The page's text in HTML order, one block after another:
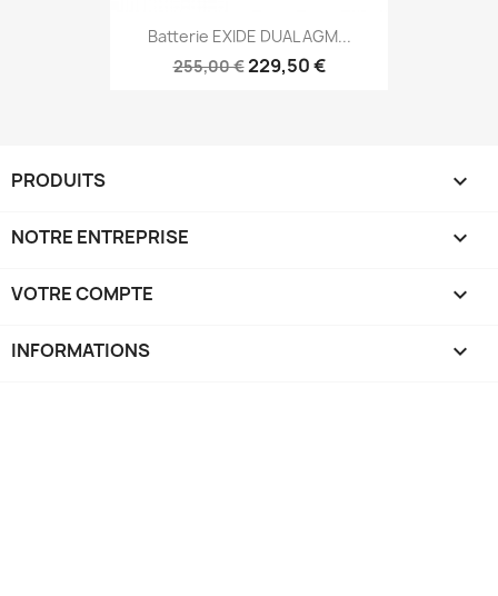
Batterie EXIDE DUAL AGM...
255,00 €229,50 €
PRODUITS 
NOTRE ENTREPRISE 
VOTRE COMPTE 
INFORMATIONS keyboard_arrow_down